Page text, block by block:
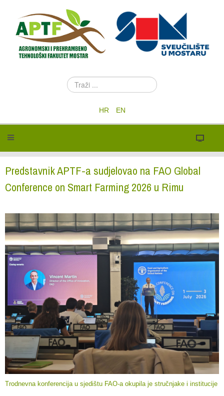
T
r
i
.
HR EN
Predstavnik APTF-a sudjelovao na FAO Global
Conference on Smart Farming 2026 u Rimu
Trodnevna konferencija u sjedištu FAO-a okupila je stručnjake i institucije